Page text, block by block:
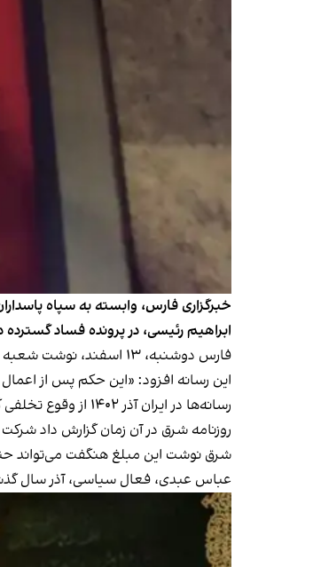
خبرگزاری فارس، وابسته به سپاه
ابراهیم رئیسی، در پرونده فساد
فارس دوشنبه، ۱۳ اسفند، نوشت شعبه اول دادگاه ویژه جرایم اقتصادی تهران ساداتی‌نژاد را به دو سال حبس تعزیری و فاطمی امين را به یک سال حبس تعزیری محکوم کرد.
این رسانه افزود: «این حکم پس از
رسانه‌ها در ایران آذر ۱۴۰۲ از وقوع تخلفی گسترده در زمینه واردات چای
روزنامه شرق در آن زمان گزارش داد شرکت چای دبش
شرق نوشت این مبلغ هنگفت می‌تواند
عباس عبدی، فعال سیاسی، آذر سال